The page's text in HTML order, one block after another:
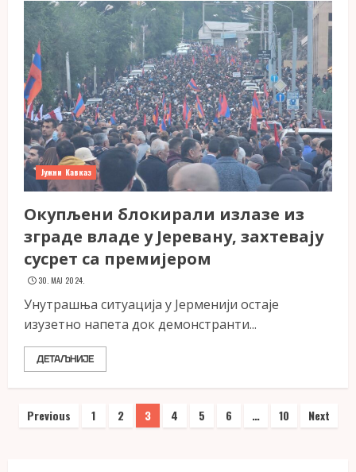
Јужни Кавказ
Окупљени блокирали излазе из
зграде владе у Јеревану, захтевају
сусрет са премијером
30. МАЈ 2024.
Унутрашња ситуација у Јерменији остаје
изузетно напета док демонстранти...
ДЕТАЉНИЈЕ
Пагинација
Previous 1 2 3 4 5 6 … 10 Next